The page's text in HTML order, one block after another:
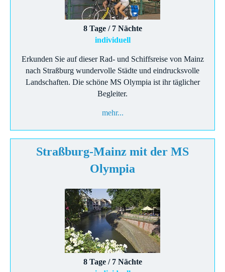
8 Tage / 7 Nächte
individuell
Erkunden Sie auf dieser Rad- und Schiffsreise von Mainz
nach Straßburg wundervolle Städte und eindrucksvolle
Landschaften. Die schöne MS Olympia ist ihr täglicher
Begleiter.
mehr...
Straßburg-Mainz mit der MS
Olympia
8 Tage / 7 Nächte